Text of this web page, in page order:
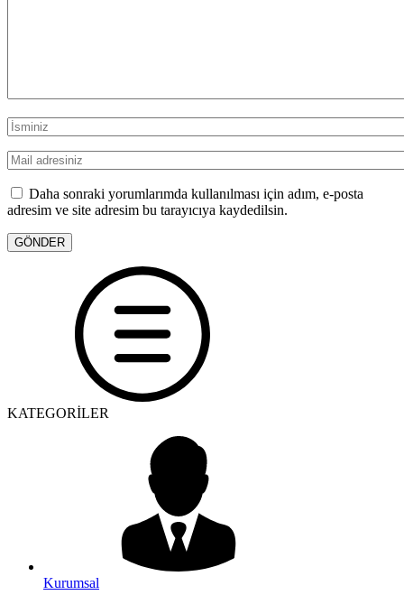
Daha sonraki yorumlarımda kullanılması için adım, e-posta
adresim ve site adresim bu tarayıcıya kaydedilsin.
KATEGORİLER
Kurumsal